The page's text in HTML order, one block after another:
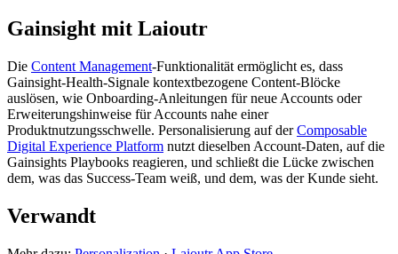
Gainsight mit Laioutr
Die Content Management-Funktionalität ermöglicht es, dass
Gainsight-Health-Signale kontextbezogene Content-Blöcke
auslösen, wie Onboarding-Anleitungen für neue Accounts oder
Erweiterungshinweise für Accounts nahe einer
Produktnutzungsschwelle. Personalisierung auf derComposable
Digital Experience Platform nutzt dieselben Account-Daten, auf die
Gainsights Playbooks reagieren, und schließt die Lücke zwischen
dem, was das Success-Team weiß, und dem, was der Kunde sieht.
Verwandt